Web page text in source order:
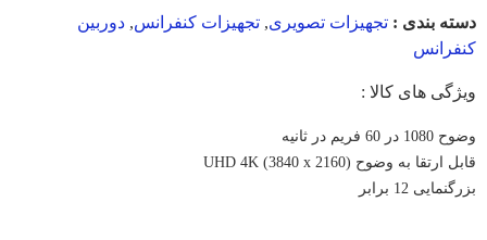
دسته بندی : تجهیزات تصویری, تجهیزات کنفرانس, دوربین
کنفرانس
ویژگی های کالا :
وضوح 1080 در 60 فریم در ثانیه
قابل ارتقا به وضوح UHD 4K (3840 x 2160)
بزرگنمایی 12 برابر